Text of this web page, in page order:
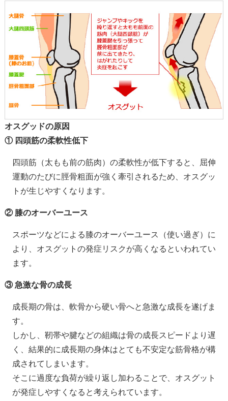
オスグッドの原因
① 四頭筋の柔軟性低下
四頭筋（太もも前の筋肉）の柔軟性が低下すると、屈伸
運動のたびに脛骨粗面が強く牽引されるため、オスグッ
トが生じやすくなります。
② 膝のオーバーユース
スポーツなどによる膝のオーバーユース（使い過ぎ）に
より、オスグットの発症リスクが高くなるといわれてい
ます。
③ 急激な骨の成長
成長期の骨は、軟骨から硬い骨へと急激な成長を遂げま
す。
しかし、靭帯や腱などの組織は骨の成長スピードより遅
く、結果的に成長期の身体はとても不安定な筋骨格が構
成されてしまいます。
そこに過度な負荷が繰り返し加わることで、オスグット
が発症しやすくなると考えられています。